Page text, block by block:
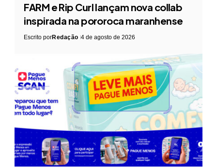
FARM e Rip Curl lançam nova collab
inspirada na pororoca maranhense
Escrito porRedação 4 de agosto de 2026